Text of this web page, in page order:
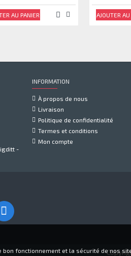
AU PANIER AJOUTER AU
-
INFORMATION
À propos de nous
Livraison
Politique de confidentialité
Termes et conditions
Mon compte
fonctionnement et la sécurité de nos